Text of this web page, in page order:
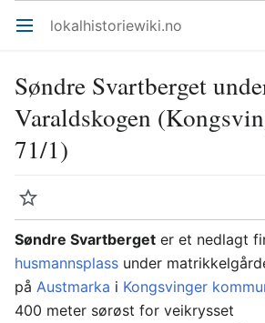
Åpne hovedmenyen lokalhistoriewiki.no
Søndre Svartberget
Varaldskogen
71/1)
Overvåk
Søndre Svartberget er et nedlagt
husmannsplass under
på Austmarka i Kongsvinger
400 meter sørøst for veikrysset